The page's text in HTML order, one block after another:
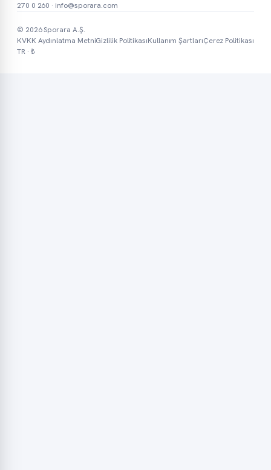
270 0 260 · info@sporara.com
© 2026 Sporara A.Ş.
KVKK Aydınlatma MetniGizlilik PolitikasıKullanım ŞartlarıÇerez Politikası
TR · ₺